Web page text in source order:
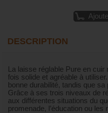
DESCRIPTION
La laisse réglable Pure en
fois solide et agréable à
bonne durabilité, tandis que
Grâce à ses trois niveaux de
aux différentes situations du
promenade, l’éducation ou